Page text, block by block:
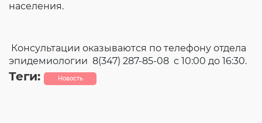
населения.
Консультации оказываются по телефону отдела
эпидемиологии 8(347) 287-85-08 с 10:00 до 16:30.
Теги: Новость